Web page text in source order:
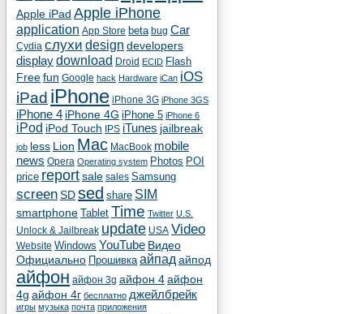
Apple iPad Apple iPhone
application App Store beta bug Car
Cydia cлухи design developers
displaydownload Droid ECID Flash
Free fun Google hack Hardware iCan iOS
iPad iPhone iPhone 3G iPhone 3GS
iPhone 4 iPhone 4G iPhone 5 iPhone 6
iPod iPod Touch IPS iTunes jailbreak
job less Lion Mac MacBook mobile
news Opera Operating system Photos POI
price reportsale sales Samsung
screen SD sed share SIM
smartphone Tablet Time Twitter U.S.
Unlock & Jailbreak update USA Video
Website Windows YouTube Видео
Официально
Прошивка айпад айпод
айфон айфон 3g айфон 4айфон
4g айфон 4г бесплатно джейлбрейк
игры музыка почта приложения